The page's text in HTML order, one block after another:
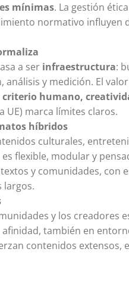
mínimas. La gestión
normativo influyen
a ser infraestructura:
y medición. El
criterio humano,
UE) marca límites claros.
híbridos
culturales,
flexible, modular y
y comunidades, con
largos.
y los creadores
también en
contenidos extensos,